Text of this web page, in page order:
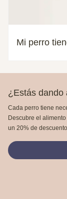
Mi perro
¿Estás dando
Cada perro tiene
Descubre el
un 20% de descuento.